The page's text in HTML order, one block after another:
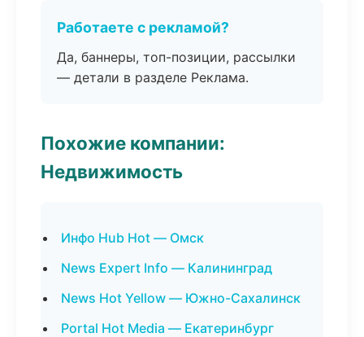
Работаете с рекламой?
Да, баннеры, топ-позиции, рассылки
— детали в разделе Реклама.
Похожие компании:
Недвижимость
Инфо Hub Hot — Омск
News Expert Info — Калининград
News Hot Yellow — Южно-Сахалинск
Portal Hot Media — Екатеринбург